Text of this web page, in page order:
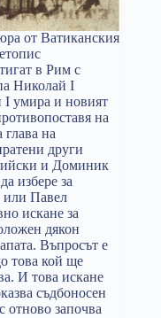
от Ватиканския
в Рим с
Николай I
I умира и новият
на
на
други
и Доминик
избере за
или Павел
искане за
дякон
Въпросът е
това кой ще
И това искане
съдбоносен
отново започва